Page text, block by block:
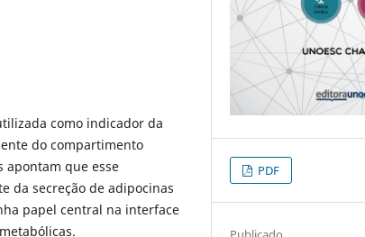
como indicador da
do compartimento
apontam que esse
da secreção de adipocinas
papel central na interface
PDF